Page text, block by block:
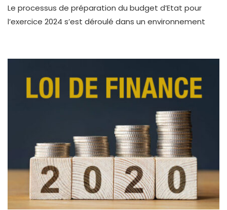
Le processus de préparation du budget d’Etat pour
l’exercice 2024 s’est déroulé dans un environnement